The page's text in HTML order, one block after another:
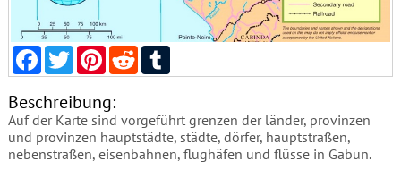
Facebook
TwitterPinterest
RedditTumblr
Beschreibung:
Auf der Karte sind vorgeführt grenzen der länder, provinzen
und provinzen hauptstädte, städte, dörfer, hauptstraßen,
nebenstraßen, eisenbahnen, flughäfen und flüsse in Gabun.